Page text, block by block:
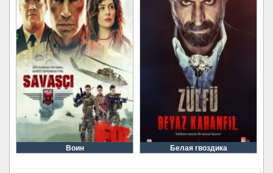
Воин Белая гвоздика